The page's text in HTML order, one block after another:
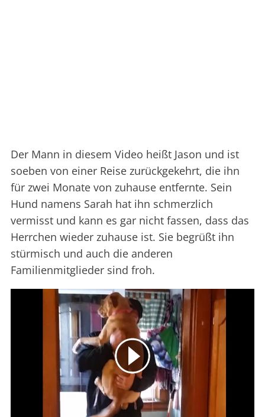
Der Mann in diesem Video heißt Jason und ist
soeben von einer Reise zurückgekehrt, die ihn
für zwei Monate von zuhause entfernte. Sein
Hund namens Sarah hat ihn schmerzlich
vermisst und kann es gar nicht fassen, dass das
Herrchen wieder zuhause ist. Sie begrüßt ihn
stürmisch und auch die anderen
Familienmitglieder sind froh.